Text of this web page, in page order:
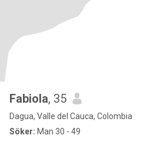
Fabiola, 35
Dagua, Valle del Cauca, Colombia
Söker: Man 30 - 49